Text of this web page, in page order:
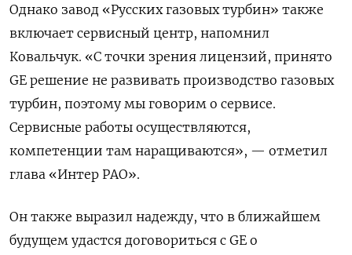
Однако завод «Русских газовых турбин» также
включает сервисный центр, напомнил
Ковальчук. «С точки зрения лицензий, принято
GE решение не развивать производство газовых
турбин, поэтому мы говорим о сервисе.
Сервисные работы осуществляются,
компетенции там наращиваются», — отметил
глава «Интер РАО».
Он также выразил надежду, что в ближайшем
будущем удастся договориться с GE о